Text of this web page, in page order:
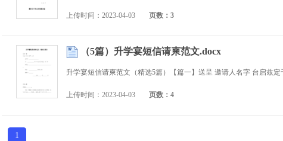
上传时间：2023-04-03 页数：3
（5篇）升学宴短信请柬范文.docx
上传时间：2023-04-03 页数：4
1